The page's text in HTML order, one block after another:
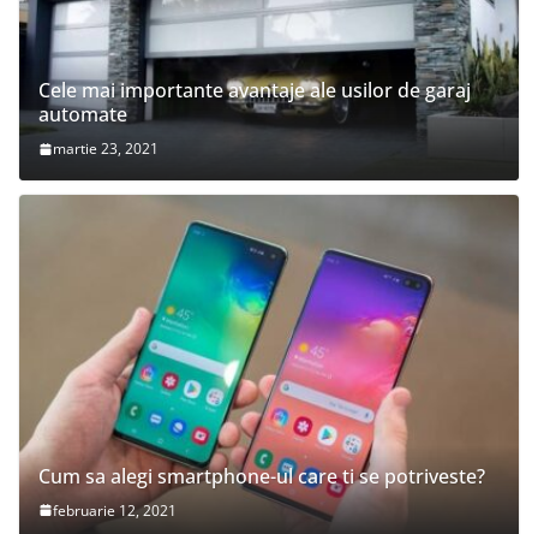
Cele mai importante avantaje ale usilor de garaj
automate
martie 23, 2021
Cum sa alegi smartphone-ul care ti se potriveste?
februarie 12, 2021